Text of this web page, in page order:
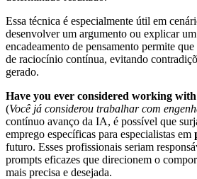
Essa técnica é especialmente útil em
desenvolver um argumento ou explicar
encadeamento de pensamento permite
de raciocínio contínua, evitando
gerado.
Have you ever considered working
(Você já considerou trabalhar com
contínuo avanço da IA, é possível que
emprego específicas para especialistas em
futuro. Esses profissionais seriam
prompts eficazes que direcionem o
mais precisa e desejada.